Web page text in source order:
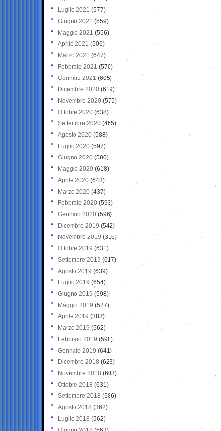
Luglio 2021 (577)
Giugno 2021(559)
Maggio 2021 (556)
Aprile 2021 (506)
Marzo 2021 (647)
Febbraio 2021 (570)
Gennaio 2021 (605)
Dicembre 2020 (619)
Novembre 2020 (575)
Ottobre 2020 (638)
Settembre 2020(465)
Agosto 2020 (588)
Luglio 2020 (597)
Giugno 2020 (580)
Maggio 2020 (618)
Aprile 2020 (643)
Marzo 2020 (437)
Febbraio 2020 (593)
Gennaio 2020 (596)
Dicembre 2019 (542)
Novembre 2019 (316)
Ottobre 2019 (631)
Settembre 2019 (617)
Agosto 2019 (639)
Luglio 2019 (654)
Giugno 2019 (598)
Maggio 2019 (527)
Aprile 2019 (383)
Marzo 2019 (562)
Febbraio 2019 (598)
Gennaio 2019 (641)
Dicembre 2018 (623)
Novembre 2018 (603)
Ottobre 2018 (631)
Settembre 2018 (586)
Agosto 2018 (362)
Luglio 2018 (562)